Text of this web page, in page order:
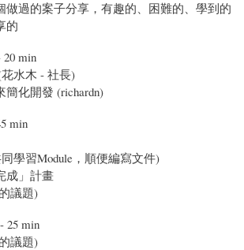
做過的案子分享，有趣的、困難的、學到的
的
min
水木 - 社長)
簡化開發 (richardn)
min
學習Module，順便編寫文件)
成」計畫
議題)
25 min
議題)